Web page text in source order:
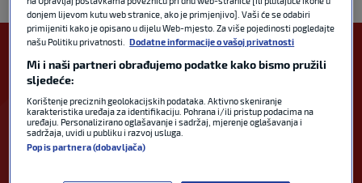
PREUZMI
APLIKACIJU
donjem lijevom kutu web stranice, ako je primjenjivo]. Vaši će se odabiri
primijeniti kako je opisano u dijelu Web-mjesto. Za više pojedinosti pogledajte
našu Politiku privatnosti.
Dodatne informacije o vašoj privatnosti
Mi i naši partneri obrađujemo podatke kako bismo pružili
sljedeće:
Korištenje preciznih geolokacijskih podataka. Aktivno skeniranje
karakteristika uređaja za identifikaciju. Pohrana i/ili pristup podacima na
uređaju. Personalizirano oglašavanje i sadržaj, mjerenje oglašavanja i
sadržaja, uvidi u publiku i razvoj usluga.
Popis partnera (dobavljača)